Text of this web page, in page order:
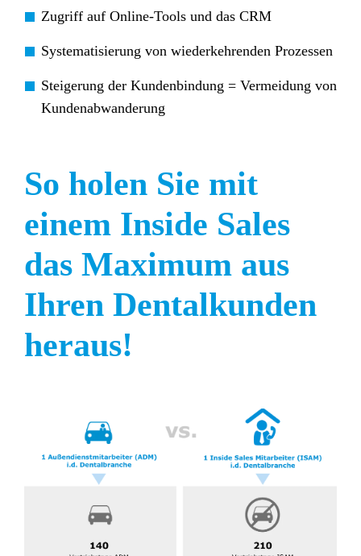
Zugriff auf Online-Tools und das CRM
Systematisierung von wiederkehrenden Prozessen
Steigerung der Kundenbindung = Vermeidung von
Kundenabwanderung
So holen Sie mit
einem Inside Sales
das Maximum aus
Ihren Dentalkunden
heraus!